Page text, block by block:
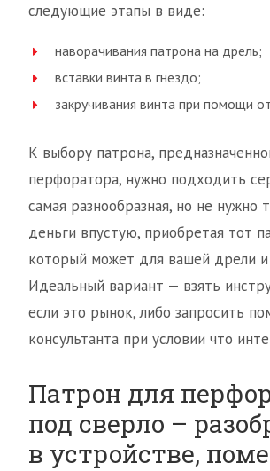
следующие этапы в виде:
наворачивания патрона на дрель;
вставки винта в гнездо;
закручивания винта при помощи
К выбору патрона,
перфоратора, нужно подходить
самая разнообразная, но не нужно
деньги впустую, приобретая тот
который может для вашей дрели
Идеальный вариант — взять
если это рынок, либо запросить
консультанта при условии что
Патрон для
под сверло –
в устройстве,